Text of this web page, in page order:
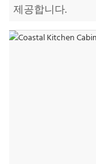
제공합니다.